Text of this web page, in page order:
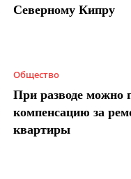
Северному Кипру
Общество
При разводе можно
компенсацию за
квартиры